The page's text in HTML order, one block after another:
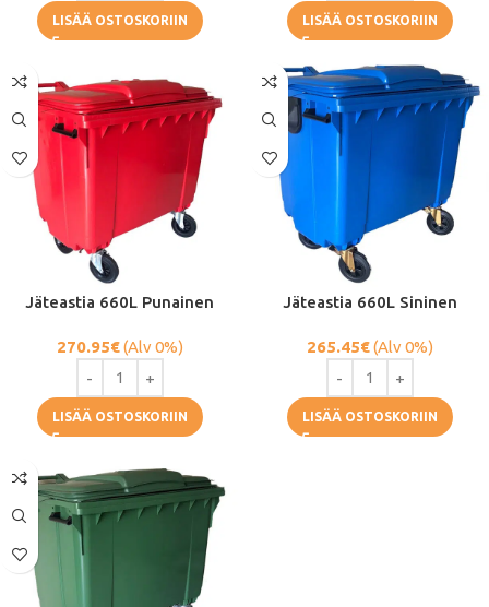
LISÄÄ OSTOSKORIIN LISÄÄ OSTOSKORIIN
Jäteastia 660L Punainen
270.95€(Alv 0%)
LISÄÄ OSTOSKORIIN
Jäteastia 660L Sininen
265.45€(Alv 0%)
LISÄÄ OSTOSKORIIN